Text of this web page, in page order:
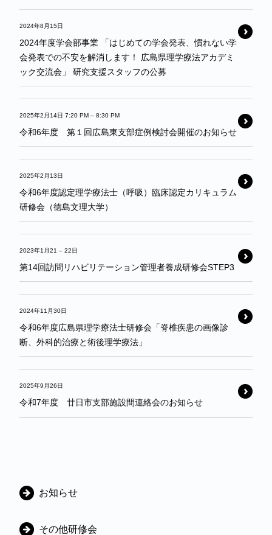
2024年8月15日
2024年度学会部事業 「はじめての学会発表、慣れない学
会発表での不安を解消します！ 広島県理学療法アカデミ
ック交流会」 研究支援スタッフの公募
2025年2月14日 7:20 PM – 8:30 PM
令和6年度 第１回広島東支部症例検討会開催のお知らせ
2025年2月13日
令和6年度認定理学療法士（呼吸）臨床認定カリキュラム
研修会（徳島文理大学）
2023年1月21 – 22日
第14回訪問リハビリテーション管理者養成研修会STEP3
2024年11月30日
令和6年度広島県理学療法士研修会「脊椎疾患の画像診
断、外科的治療と術後理学療法」
2025年9月26日
令和7年度 廿日市支部施設間連絡会のお知らせ
カ
ゴ
お知らせ
その他研修会